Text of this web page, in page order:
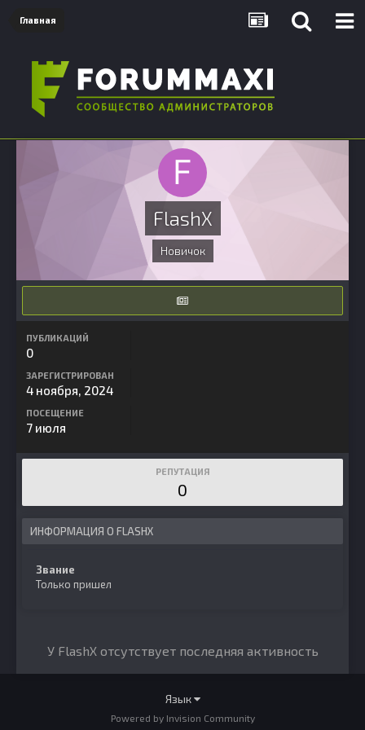
Главная
FlashX
Новичок
ПУБЛИКАЦИЙ
0
ЗАРЕГИСТРИРОВАН
4 ноября, 2024
ПОСЕЩЕНИЕ
7 июля
РЕПУТАЦИЯ
0
ИНФОРМАЦИЯ О FLASHX
Звание
Только пришел
У FlashX отсутствует последняя активность
Язык
Powered by Invision Community